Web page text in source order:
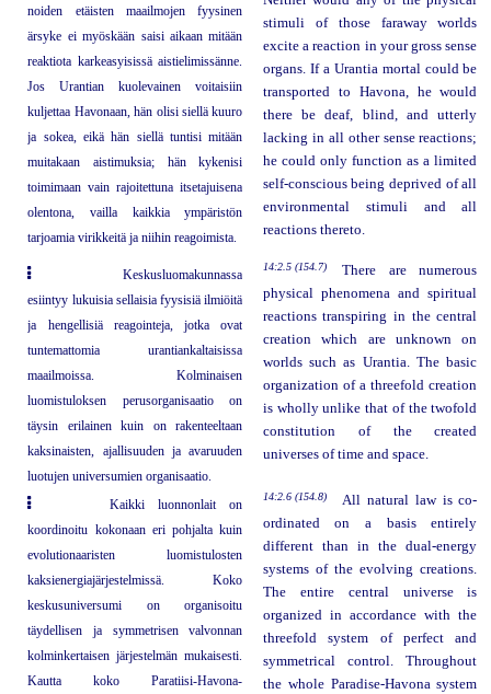
noiden etäisten maailmojen fyysinen
ärsyke ei myöskään saisi aikaan mitään
reaktiota karkeasyisissä aistielimissänne.
Jos Urantian kuolevainen voitaisiin
kuljettaa Havonaan, hän olisi siellä kuuro
ja sokea, eikä hän siellä tuntisi mitään
muitakaan aistimuksia; hän kykenisi
toimimaan vain rajoitettuna itsetajuisena
olentona, vailla kaikkia ympäristön
tarjoamia virikkeitä ja niihin reagoimista.
stimuli of those faraway worlds
excite a reaction in your gross sense
organs. If a Urantia mortal could be
transported to Havona, he would
there be deaf, blind, and utterly
lacking in all other sense reactions;
he could only function as a limited
self-conscious being deprived of all
environmental stimuli and all
reactions thereto.
Keskusluomakunnassa
esiintyy lukuisia sellaisia fyysisiä ilmiöitä
ja hengellisiä reagointeja, jotka ovat
tuntemattomia urantiankaltaisissa
maailmoissa. Kolminaisen
luomistuloksen perusorganisaatio on
täysin erilainen kuin on rakenteeltaan
kaksinaisten, ajallisuuden ja avaruuden
luotujen universumien organisaatio.
14:2.5 (154.7)
There are numerous
physical phenomena and spiritual
reactions transpiring in the central
creation which are unknown on
worlds such as Urantia. The basic
organization of a threefold creation
is wholly unlike that of the twofold
constitution of the created
universes of time and space.
Kaikki luonnonlait on
koordinoitu kokonaan eri pohjalta kuin
evolutionaaristen luomistulosten
kaksienergiajärjestelmissä. Koko
keskusuniversumi on organisoitu
täydellisen ja symmetrisen valvonnan
kolminkertaisen järjestelmän mukaisesti.
Kautta koko Paratiisi-Havona-
14:2.6 (154.8)
All natural law is co-
ordinated on a basis entirely
different than in the dual-energy
systems of the evolving creations.
The entire central universe is
organized in accordance with the
threefold system of perfect and
symmetrical control. Throughout
the whole Paradise-Havona system